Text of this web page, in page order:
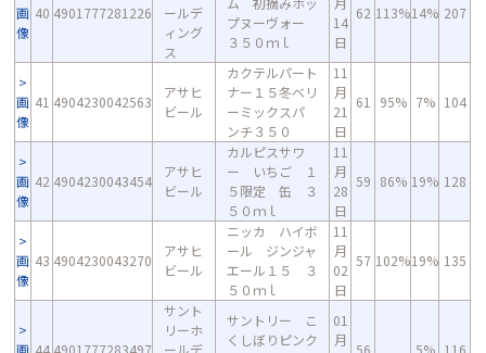
画
像
40 4901777281226
ールデ
ィング
ス
プヌーヴォー
３５０ｍｌ
14
日
62 113%14% 207
画
像
41 4904230042563
アサヒ
ビール
カクテルパート
ナー１５冬ベリ
ーミックスパ
ンチ３５０
11
月
21
日
61 95% 7% 104
画
像
42 4904230043454
アサヒ
ビール
カルピスサワ
ー いちご １
５限定 缶 ３
５０ｍｌ
11
月
28
日
59 86% 19% 128
画
像
43 4904230043270
アサヒ
ビール
ニッカ ハイボ
ール ジンジャ
エール１５ ３
５０ｍｌ
11
月
02
日
57 102%19% 135
画 44 4901777283497
サント
リーホ
ールデ
サントリー こ
くしぼりピンク
01
月
56 5% 116